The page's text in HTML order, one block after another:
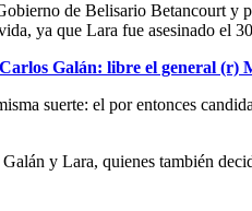
de Belisario Betancourt y
ya que Lara fue asesinado el
Galán: libre el general (r)
suerte: el por entonces
y Lara, quienes también